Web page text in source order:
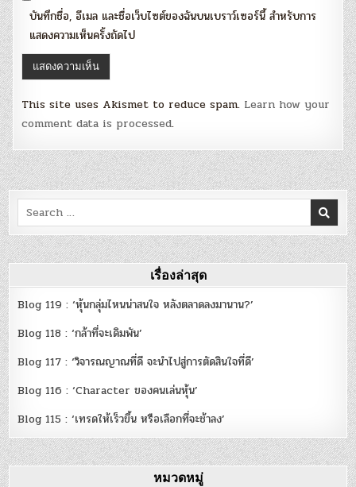
บันทึกชื่อ, อีเมล และชื่อเว็บไซต์ของฉันบนเบราว์เซอร์นี้ สำหรับการ
แสดงความเห็นครั้งถัดไป
This site uses Akismet to reduce spam. Learn how your
comment data is processed.
Search
for:
เรื่องล่าสุด
Blog 119 : ‘หุ้นกลุ่มไหนน่าสนใจ หลังตลาดลงมานาน?’
Blog 118 : ‘กล้าที่จะเดิมพัน’
Blog 117 : ‘วิจารณญาณที่ดี จะนำไปสู่การตัดสินใจที่ดี’
Blog 116 : ‘Character ของคนเล่นหุ้น’
Blog 115 : ‘เทรดให้เร็วขึ้น หรือเลือกที่จะช้าลง’
หมวดหมู่